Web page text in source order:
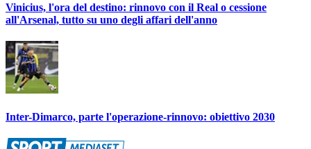
Vinicius, l'ora del destino: rinnovo con il Real o cessione
all'Arsenal, tutto su uno degli affari dell'anno
Inter-Dimarco, parte l'operazione-rinnovo: obiettivo 2030